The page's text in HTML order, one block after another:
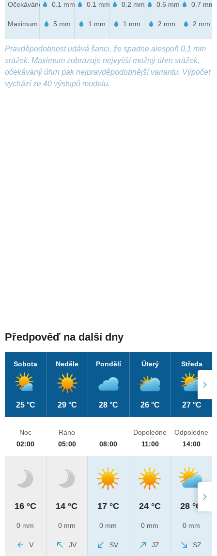
Očekáváno
Maximum
0.1 mm
5 mm
0.1 mm
1 mm
0.2 mm
1 mm
0.6 mm
2 mm
0.7 mm
2 mm
Pravděpodobnost udává šanci, že spadne alespoň 0,1 mm
srážek. Maximum zobrazuje nejvyšší možný úhrn srážek,
očekávaný úhrn pak nejpravděpodobnější variantu. Výpočet
vychází ze 40 výstupů modelu.
Předpověď na další dny
Sobota
25 °C
Neděle
29 °C
Pondělí
28 °C
Úterý
26 °C
Středa
27 °C
Noc
02:00
16 °C
0 mm
V
Ráno
05:00
14 °C
0 mm
JV
08:00
17 °C
0 mm
SV
Dopoledne
11:00
24 °C
0 mm
JZ
Odpoledne
14:00
28 °C
0 mm
SZ